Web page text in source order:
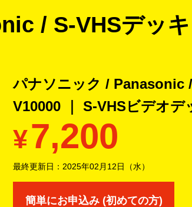
/ S-VHSデッ
パナソニック / Panasonic
V10000 ｜ S-VHSビデオデ
¥7,200
最終更新日： 2025年02月12日（水）
簡単にお申込み (初めての方)